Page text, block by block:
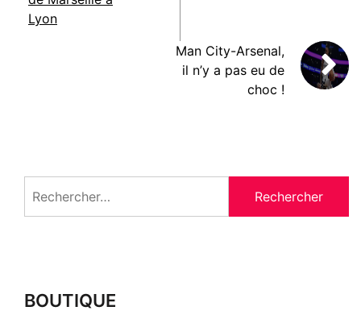
Lyon
Man City-Arsenal,
il n’y a pas eu de
choc !
BOUTIQUE